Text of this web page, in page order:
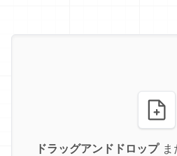
ドラッグアンドドロップ